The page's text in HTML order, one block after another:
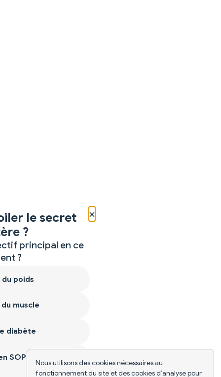
Nous utilisons des cookies nécessaires au
fonctionnement du site et des cookies d’analyse pour
×
le secret
?
principal en ce
?
poids
muscle
diabète
SOPK